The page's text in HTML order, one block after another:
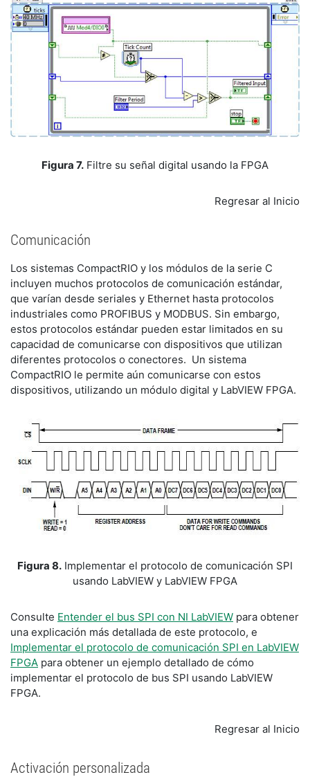
Figura 7. Filtre su señal digital usando la FPGA
Regresar al Inicio
Comunicación
Los sistemas CompactRIO y los módulos de la serie C
incluyen muchos protocolos de comunicación estándar,
que varían desde seriales y Ethernet hasta protocolos
industriales como PROFIBUS y MODBUS. Sin embargo,
estos protocolos estándar pueden estar limitados en su
capacidad de comunicarse con dispositivos que utilizan
diferentes protocolos o conectores. Un sistema
CompactRIO le permite aún comunicarse con estos
dispositivos, utilizando un módulo digital y LabVIEW FPGA.
Figura 8. Implementar el protocolo de comunicación SPI
usando LabVIEW y LabVIEW FPGA
Consulte Entender el bus SPI con NI LabVIEW para obtener
una explicación más detallada de este protocolo, e
Implementar el protocolo de comunicación SPI en LabVIEW
FPGA para obtener un ejemplo detallado de cómo
implementar el protocolo de bus SPI usando LabVIEW
FPGA.
Regresar al Inicio
Activación personalizada